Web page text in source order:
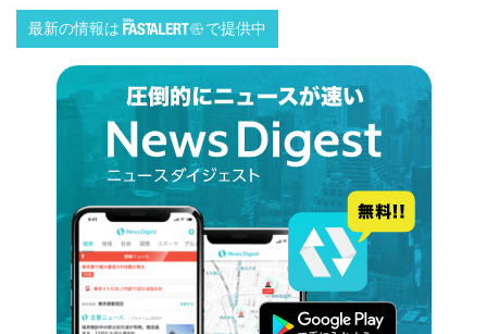
最新の情報は で提供中